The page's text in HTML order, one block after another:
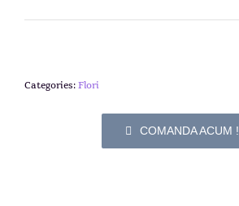
Categories:Flori
COMANDA ACUM !